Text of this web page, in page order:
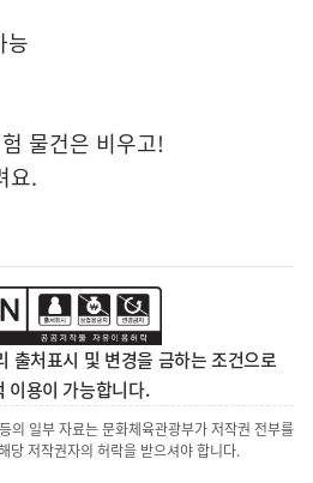
능
물건은 비우고!
요.
출처표시 및 변경을 금하는 조건으로
이용이 가능합니다.
의 일부 자료는 문화체육관광부가 저작권 전부를
당 저작권자의 허락을 받으셔야 합니다.